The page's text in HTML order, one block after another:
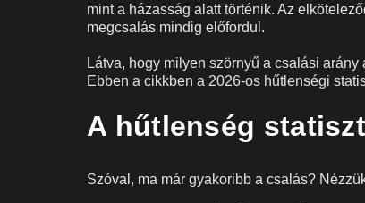
mint a házasság alatt történik. Az
megcsalás mindig előfordul.
Látva, hogy milyen szörnyű a csalási
Ebben a cikkben a 2026-os hűtlenségi
A hűtlenség
Szóval, ma már gyakoribb a csalás?